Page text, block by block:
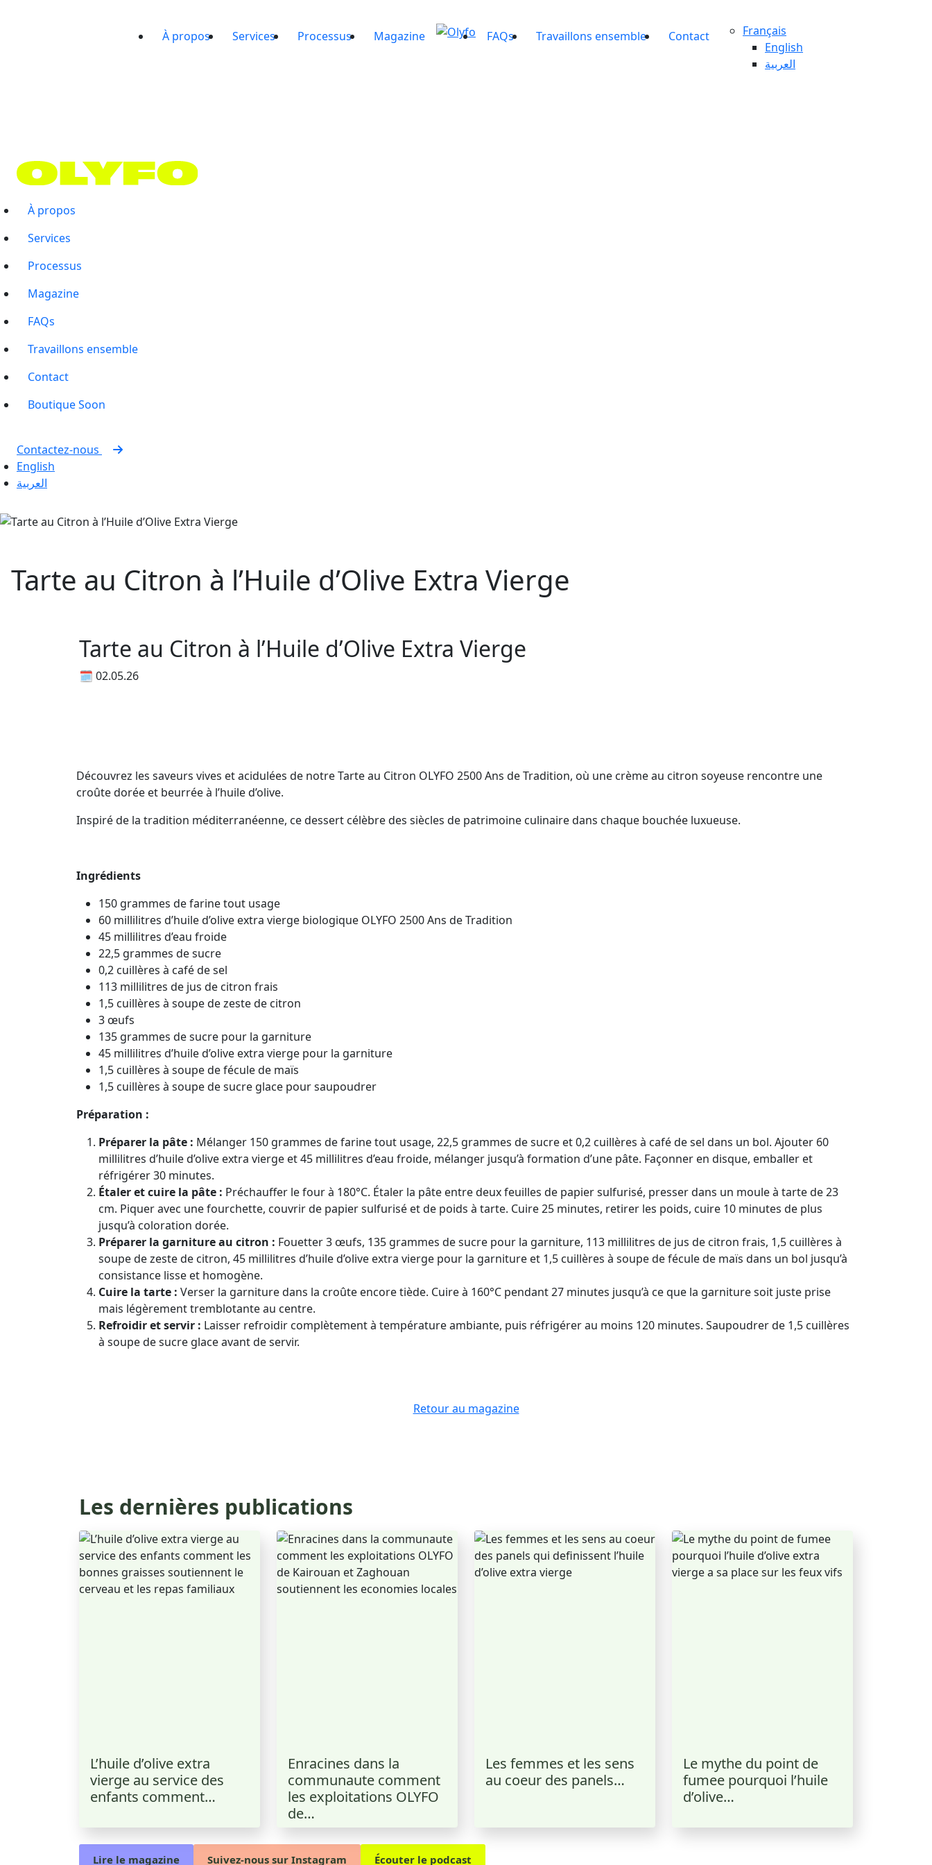
À propos Services Processus Magazine FAQs Travaillons ensemble Contact
Français
English
العربية
À propos
Services
Processus
Magazine
FAQs
Travaillons ensemble
Contact
BoutiqueSoon
Contactez-nous
English
العربية
Tarte au Citron à l’Huile d’Olive Extra Vierge
Tarte au Citron à l’Huile d’Olive Extra Vierge
🗓 02.05.26
Découvrez les saveurs vives et acidulées de notre Tarte au Citron OLYFO 2500 Ans de Tradition, où une crème au citron soyeuse rencontre une
croûte dorée et beurrée à l’huile d’olive.
Inspiré de la tradition méditerranéenne, ce dessert célèbre des siècles de patrimoine culinaire dans chaque bouchée luxueuse.
Ingrédients
150 grammes de farine tout usage
60 millilitres d’huile d’olive extra vierge biologique OLYFO 2500 Ans de Tradition
45 millilitres d’eau froide
22,5 grammes de sucre
0,2 cuillères à café de sel
113 millilitres de jus de citron frais
1,5 cuillères à soupe de zeste de citron
3 œufs
135 grammes de sucre pour la garniture
45 millilitres d’huile d’olive extra vierge pour la garniture
1,5 cuillères à soupe de fécule de maïs
1,5 cuillères à soupe de sucre glace pour saupoudrer
Préparation :
Préparer la pâte : Mélanger 150 grammes de farine tout usage, 22,5 grammes de sucre et 0,2 cuillères à café de sel dans un bol. Ajouter 60
millilitres d’huile d’olive extra vierge et 45 millilitres d’eau froide, mélanger jusqu’à formation d’une pâte. Façonner en disque, emballer et
réfrigérer 30 minutes.
Étaler et cuire la pâte : Préchauffer le four à 180°C. Étaler la pâte entre deux feuilles de papier sulfurisé, presser dans un moule à tarte de 23
cm. Piquer avec une fourchette, couvrir de papier sulfurisé et de poids à tarte. Cuire 25 minutes, retirer les poids, cuire 10 minutes de plus
jusqu’à coloration dorée.
Préparer la garniture au citron : Fouetter 3 œufs, 135 grammes de sucre pour la garniture, 113 millilitres de jus de citron frais, 1,5 cuillères à
soupe de zeste de citron, 45 millilitres d’huile d’olive extra vierge pour la garniture et 1,5 cuillères à soupe de fécule de maïs dans un bol jusqu’à
consistance lisse et homogène.
Cuire la tarte : Verser la garniture dans la croûte encore tiède. Cuire à 160°C pendant 27 minutes jusqu’à ce que la garniture soit juste prise
mais légèrement tremblotante au centre.
Refroidir et servir : Laisser refroidir complètement à température ambiante, puis réfrigérer au moins 120 minutes. Saupoudrer de 1,5 cuillères
à soupe de sucre glace avant de servir.
Retour au magazine
Les dernières publications
L’huile d’olive extra
vierge au service des
enfants comment…
Enracines dans la
communaute comment
les exploitations OLYFO
de…
Les femmes et les sens
au coeur des panels…
Le mythe du point de
fumee pourquoi l’huile
d’olive…
Lire le magazine Suivez-nous sur Instagram Écouter le podcast